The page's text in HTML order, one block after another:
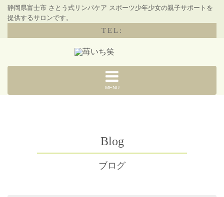
静岡県富士市 さとう式リンパケア スポーツ少年少女の親子サポートを
提供するサロンです。
TEL:
MENU
Blog
ブログ